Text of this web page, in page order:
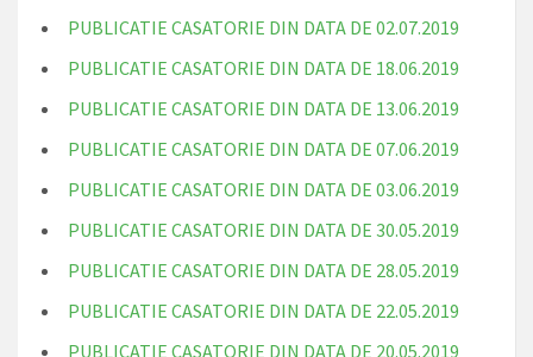
PUBLICATIE CASATORIE DIN DATA DE 02.07.2019
PUBLICATIE CASATORIE DIN DATA DE 18.06.2019
PUBLICATIE CASATORIE DIN DATA DE 13.06.2019
PUBLICATIE CASATORIE DIN DATA DE 07.06.2019
PUBLICATIE CASATORIE DIN DATA DE 03.06.2019
PUBLICATIE CASATORIE DIN DATA DE 30.05.2019
PUBLICATIE CASATORIE DIN DATA DE 28.05.2019
PUBLICATIE CASATORIE DIN DATA DE 22.05.2019
PUBLICATIE CASATORIE DIN DATA DE 20.05.2019